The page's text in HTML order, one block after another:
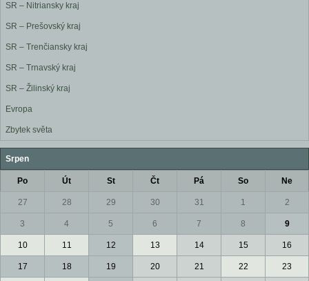
SR – Nitriansky kraj
SR – Prešovský kraj
SR – Trenčiansky kraj
SR – Trnavský kraj
SR – Žilinský kraj
Evropa
Zbytek světa
Srpen
Po Út St Čt Pá So Ne
27 28 29 30 31 1 2
3 4 5 6 7 8 9
10 11 12 13 14 15 16
17 18 19 20 21 22 23